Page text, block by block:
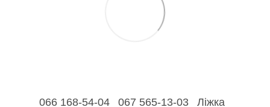
066 168-54-04 067 565-13-03 Ліжка